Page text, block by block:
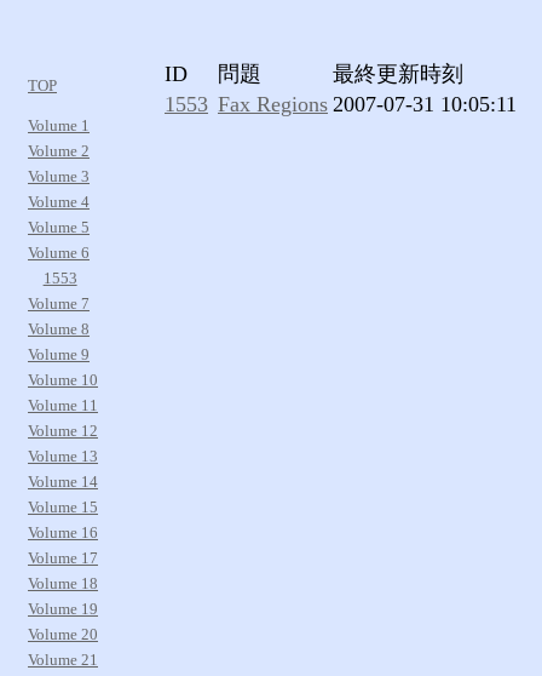
TOP
Volume 1
Volume 2
Volume 3
Volume 4
Volume 5
Volume 6
1553
Volume 7
Volume 8
Volume 9
Volume 10
Volume 11
Volume 12
Volume 13
Volume 14
Volume 15
Volume 16
Volume 17
Volume 18
Volume 19
Volume 20
Volume 21
ID 問題
最終更新時刻
1553 Fax Regions 2007-07-31 10:05:11